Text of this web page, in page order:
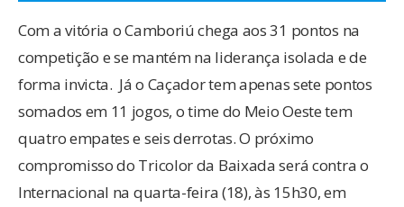
Com a vitória o Camboriú chega aos 31 pontos na
competição e se mantém na liderança isolada e de
forma invicta. Já o Caçador tem apenas sete pontos
somados em 11 jogos, o time do Meio Oeste tem
quatro empates e seis derrotas. O próximo
compromisso do Tricolor da Baixada será contra o
Internacional na quarta-feira (18), às 15h30, em